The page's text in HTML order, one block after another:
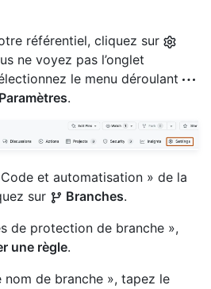
référentiel, cliquez sur
ne voyez pas l’onglet
le menu déroulant
Paramètres.
et automatisation » de la
sur
Branches.
de protection de branche »,
une règle.
nom de branche », tapez le